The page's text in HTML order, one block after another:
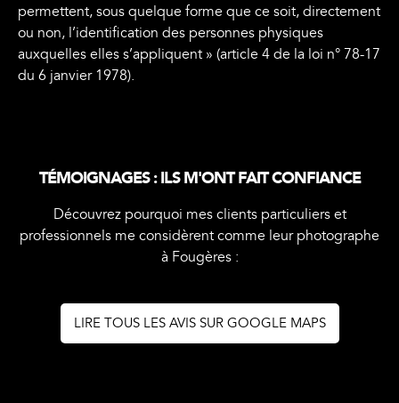
permettent, sous quelque forme que ce soit, directement
ou non, l’identification des personnes physiques
auxquelles elles s’appliquent » (article 4 de la loi n° 78-17
du 6 janvier 1978).
TÉMOIGNAGES : ILS M'ONT FAIT CONFIANCE
Découvrez pourquoi mes clients particuliers et
professionnels me considèrent comme leur photographe
à Fougères :
LIRE TOUS LES AVIS SUR GOOGLE MAPS